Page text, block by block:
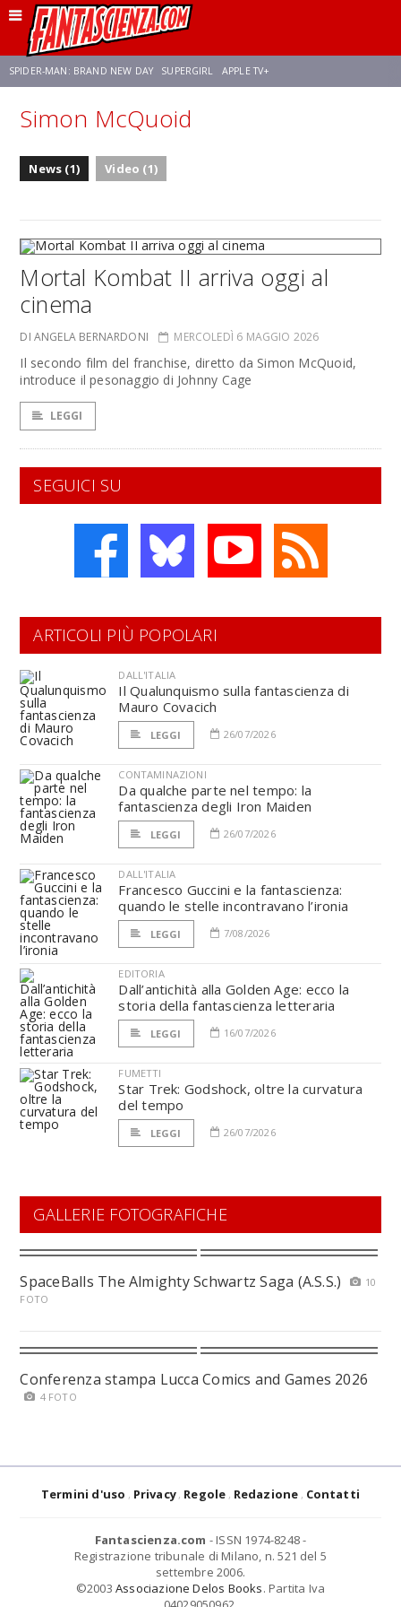
SPIDER-MAN: BRAND NEW DAY SUPERGIRL APPLE TV+
FRANCO RICCIARDIELLO ZENDAYA STAR TREK
Simon McQuoid
News (1) Video (1)
Mortal Kombat II arriva oggi al
cinema
DI ANGELA BERNARDONI MERCOLEDÌ 6 MAGGIO 2026
Il secondo film del franchise, diretto da Simon McQuoid,
introduce il pesonaggio di Johnny Cage
LEGGI
SEGUICI SU
ARTICOLI PIÙ POPOLARI
DALL'ITALIA
Il Qualunquismo sulla fantascienza di
Mauro Covacich
LEGGI 26/07/2026
CONTAMINAZIONI
Da qualche parte nel tempo: la
fantascienza degli Iron Maiden
LEGGI 26/07/2026
DALL'ITALIA
Francesco Guccini e la fantascienza:
quando le stelle incontravano l’ironia
LEGGI 7/08/2026
EDITORIA
Dall’antichità alla Golden Age: ecco la
storia della fantascienza letteraria
LEGGI 16/07/2026
FUMETTI
Star Trek: Godshock, oltre la curvatura
del tempo
LEGGI 26/07/2026
GALLERIE FOTOGRAFICHE
SpaceBalls The Almighty Schwartz Saga (A.S.S.)
10
FOTO
Conferenza stampa Lucca Comics and Games 2026
4 FOTO
Termini d'uso Privacy Regole Redazione Contatti
Fantascienza.com - ISSN 1974-8248 -
Registrazione tribunale di Milano, n. 521 del 5
settembre 2006.
©2003 Associazione Delos Books. Partita Iva